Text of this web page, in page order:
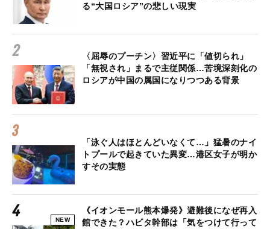
る“大国ロシア”の悲しい現実
〈屈辱のプーチン〉習近平に「値切られ」
「無視され」まるで主従関係…苦境深刻化の
ロシアが中国の属国になりつつある背景
「泳ぐ人はほとんどいなくて…」猛暑のナイ
トプールで起きていた異変…港区女子が明か
すその実態
NEW
《イオンモール熊本爆発》避難後になぜ再入
館できた？ハビタ幹部は「気をつけて行って